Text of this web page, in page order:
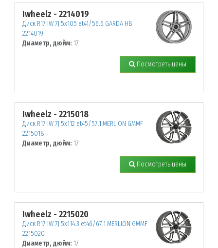
Iwheelz - 2214019
Диск R17 IW 7J 5х105 et41/56.6 GARDA HB
2214019
Диаметр, дюйм: 17
Посмотреть цены
Iwheelz - 2215018
Диск R17 IW 7J 5х112 et45/57.1 MERLION GMMF
2215018
Диаметр, дюйм: 17
Посмотреть цены
Iwheelz - 2215020
Диск R17 IW 7J 5х114.3 et46/67.1 MERLION GMMF
2215020
Диаметр, дюйм: 17